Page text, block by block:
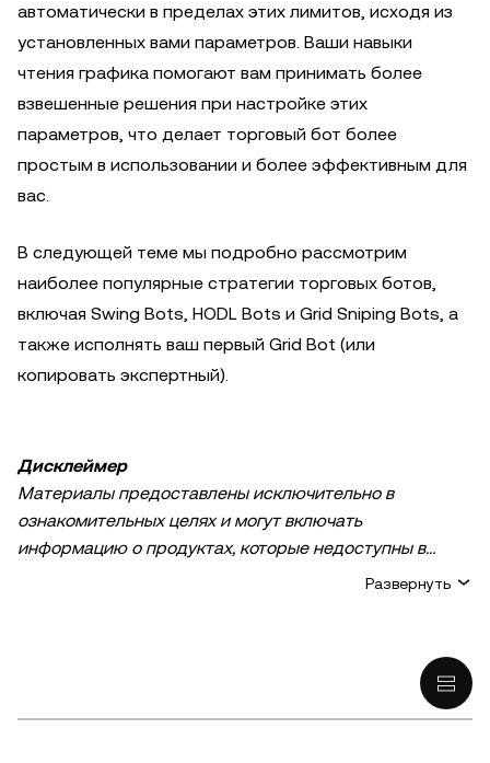
автоматически в пределах этих лимитов, исходя из
установленных вами параметров. Ваши навыки
чтения графика помогают вам принимать более
взвешенные решения при настройке этих
параметров, что делает торговый бот более
простым в использовании и более эффективным для
вас.
В следующей теме мы подробно рассмотрим
наиболее популярные стратегии торговых ботов,
включая Swing Bots, HODL Bots и Grid Sniping Bots, а
также исполнять ваш первый Grid Bot (или
копировать экспертный).
Дисклеймер
Материалы предоставлены исключительно в
ознакомительных целях и могут включать
информацию о продуктах, которые недоступны в
вашем регионе. Они не являются инвестиционным
Развернуть